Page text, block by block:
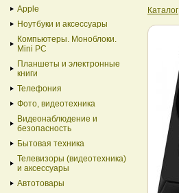
Каталог
Apple
Ноутбуки и аксессуары
Компьютеры. Моноблоки.
Mini PC
Планшеты и электронные
книги
Телефония
Фото, видеотехника
Видеонаблюдение и
безопасность
Бытовая техника
Телевизоры (видеотехника)
и аксессуары
Автотовары